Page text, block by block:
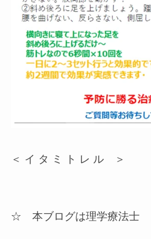
＜ イ タ ミ ト レ ル ＞
☆ 本ブログは理学療法士